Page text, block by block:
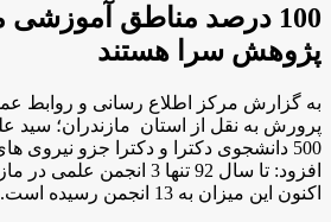
100 درصد مناطق آموزشی
پژوهش سرا هستند
به گزارش مركز اطلاع رسانی و روابط
پرورش به نقل از استان مازندران؛ سید
500 دانشجوی دکترا و دکترا جزو نیروی
افزود: تا سال 92 تنها 3
اکنون این میزان به 13 انجمن رسیده است.